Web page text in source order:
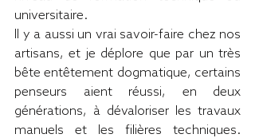
universitaire.
Il y a aussi un vrai savoir-faire chez nos
artisans, et je déplore que par un très
bête entêtement dogmatique, certains
penseurs aient réussi, en deux
générations, à dévaloriser les travaux
manuels et les filières techniques.